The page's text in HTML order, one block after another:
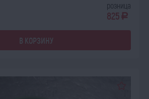
розница
825 a
В КОРЗИНУ